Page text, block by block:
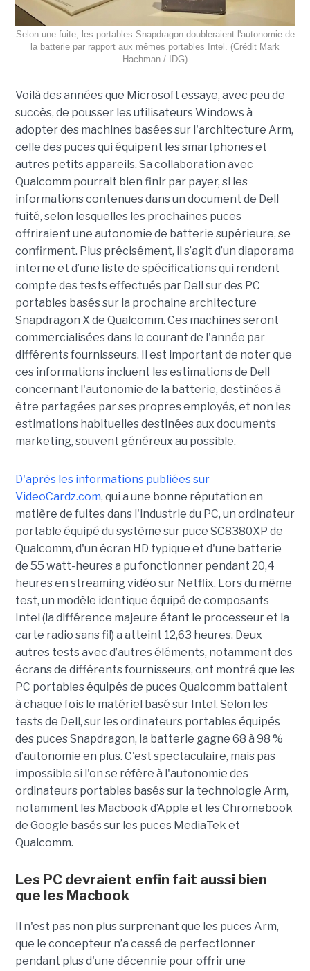
Selon une fuite, les portables Snapdragon doubleraient l'autonomie de
la batterie par rapport aux mêmes portables Intel. (Crédit Mark
Hachman / IDG)
Voilà des années que Microsoft essaye, avec peu de
succès, de pousser les utilisateurs Windows à
adopter des machines basées sur l'architecture Arm,
celle des puces qui équipent les smartphones et
autres petits appareils. Sa collaboration avec
Qualcomm pourrait bien finir par payer, si les
informations contenues dans un document de Dell
fuité, selon lesquelles les prochaines puces
offriraient une autonomie de batterie supérieure, se
confirment. Plus précisément, il s’agit d’un diaporama
interne et d’une liste de spécifications qui rendent
compte des tests effectués par Dell sur des PC
portables basés sur la prochaine architecture
Snapdragon X de Qualcomm. Ces machines seront
commercialisées dans le courant de l'année par
différents fournisseurs. Il est important de noter que
ces informations incluent les estimations de Dell
concernant l'autonomie de la batterie, destinées à
être partagées par ses propres employés, et non les
estimations habituelles destinées aux documents
marketing, souvent généreux au possible.
D'après les informations publiées sur
VideoCardz.com, qui a une bonne réputation en
matière de fuites dans l'industrie du PC, un ordinateur
portable équipé du système sur puce SC8380XP de
Qualcomm, d'un écran HD typique et d'une batterie
de 55 watt-heures a pu fonctionner pendant 20,4
heures en streaming vidéo sur Netflix. Lors du même
test, un modèle identique équipé de composants
Intel (la différence majeure étant le processeur et la
carte radio sans fil) a atteint 12,63 heures. Deux
autres tests avec d’autres éléments, notamment des
écrans de différents fournisseurs, ont montré que les
PC portables équipés de puces Qualcomm battaient
à chaque fois le matériel basé sur Intel. Selon les
tests de Dell, sur les ordinateurs portables équipés
des puces Snapdragon, la batterie gagne 68 à 98 %
d’autonomie en plus. C'est spectaculaire, mais pas
impossible si l'on se réfère à l'autonomie des
ordinateurs portables basés sur la technologie Arm,
notamment les Macbook d’Apple et les Chromebook
de Google basés sur les puces MediaTek et
Qualcomm.
Les PC devraient enfin fait aussi bien
que les Macbook
Il n'est pas non plus surprenant que les puces Arm,
que le concepteur n’a cessé de perfectionner
pendant plus d'une décennie pour offrir une